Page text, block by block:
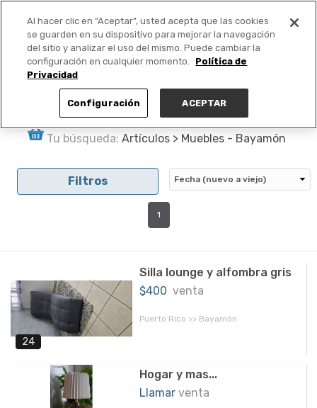
PUBLICA GRATIS +
Tu búsqueda: Artículos > Muebles - Bayamón
Filtros
1
24
Silla lounge y alfombra gris
$400 venta
Puerto Rico >> Bayamón
Hogar y mas...
Llamar venta
Al hacer clic en “Aceptar”, usted acepta que las cookies
se guarden en su dispositivo para mejorar la navegación
del sitio y analizar el uso del mismo. Puede cambiar la
configuración en cualquier momento.
Política de
Privacidad
Configuración ACEPTAR